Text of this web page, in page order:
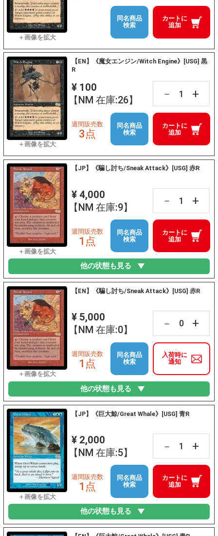
カートに
追加
同名商品
検索
【EN】《魔女エンジン/Witch Engine》[USG] 黒
R
¥ 100
【NM 在庫:26】
－ +
カートに
追加
週間販売数
3点
同名商品
検索
【JP】《騙し討ち/Sneak Attack》[USG] 赤R
¥ 4,000
【NM 在庫:9】
－ +
カートに
追加
週間販売数
1点
同名商品
検索
他の状態も見る
【EN】《騙し討ち/Sneak Attack》[USG] 赤R
¥ 5,000
【NM 在庫:0】
－ +
入荷時に
通知
週間販売数
1点
同名商品
検索
他の状態も見る
【JP】《巨大鯨/Great Whale》[USG] 青R
¥ 2,000
【NM 在庫:5】
－ +
カートに
追加
週間販売数
1点
同名商品
検索
他の状態も見る